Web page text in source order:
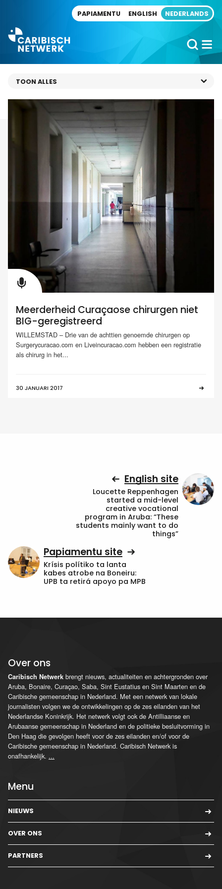
PAPIAMENTU ENGLISH NEDERLANDS
Meerderheid Curaçaose chirurgen niet
BIG-geregistreerd
WILLEMSTAD – Drie van de achttien genoemde chirurgen op
Surgerycuracao.com en Liveincuracao.com hebben een registratie
als chirurg in het...
30 JANUARI 2017
English site
Loucette Reppenhagen
started a mid-level
creative vocational
program in Aruba: “These
students mainly want to do
things”
Papiamentu site
Krísis polítiko ta lanta
kabes atrobe na Boneiru:
UPB ta retirá apoyo pa MPB
Over ons
Caribisch Netwerk brengt nieuws, actualiteiten en achtergronden over
Aruba, Bonaire, Curaçao, Saba, Sint Eustatius en Sint Maarten en de
Caribische gemeenschap in Nederland. Met een netwerk van lokale
journalisten volgen we de ontwikkelingen op de zes eilanden van het
Nederlandse Koninkrijk. Het netwerk volgt ook de Antilliaanse en
Arubaanse gemeenschap in Nederland en de politieke besluitvorming in
Den Haag die gevolgen heeft voor de zes eilanden en/of voor de
Caribische gemeenschap in Nederland. Caribisch Netwerk is
onafhankelijk. ...
Menu
NIEUWS
OVER ONS
PARTNERS